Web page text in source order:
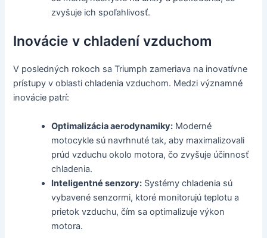
zvyšuje ich spoľahlivosť.
Inovácie v chladení vzduchom
V posledných rokoch sa Triumph zameriava na inovatívne
prístupy v oblasti chladenia vzduchom. Medzi významné
inovácie patrí:
Optimalizácia aerodynamiky: Moderné
motocykle sú navrhnuté tak, aby maximalizovali
prúd vzduchu okolo motora, čo zvyšuje účinnosť
chladenia.
Inteligentné senzory: Systémy chladenia sú
vybavené senzormi, ktoré monitorujú teplotu a
prietok vzduchu, čím sa optimalizuje výkon
motora.